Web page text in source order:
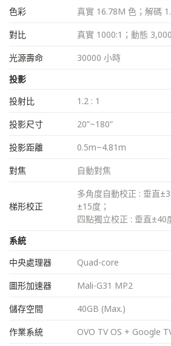
色彩
真實 16.78M 色；解碼
對比
真實 1000:1；動態
光源壽命
30000 小時
投影
投射比
1.2 : 1
投影尺寸
20”~180”
投影距離
0.5m~4.81m
對焦
自動對焦
梯形校正
多角度自動校正 : 垂直
±15度；
四點獨立校正 : 垂直±40
系統
中央處理器
Quad-core
圖形加速器
Mali-G31 MP2
儲存空間
40GB (Max.)
作業系統
OVO TV OS + Google